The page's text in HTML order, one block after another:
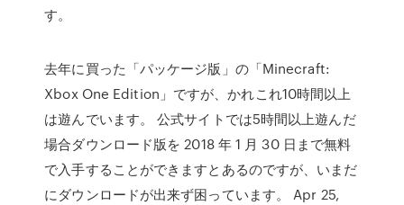
す。
去年に買った「パッケージ版」の「Minecraft:
Xbox One Edition」ですが、かれこれ10時間以上
は遊んでいます。 公式サイトでは5時間以上遊んだ
場合ダウンロード版を 2018 年 1 月 30 日まで無料
で入手することができますとあるのですが、いまだ
にダウンロードが出来ず困っています。 Apr 25,